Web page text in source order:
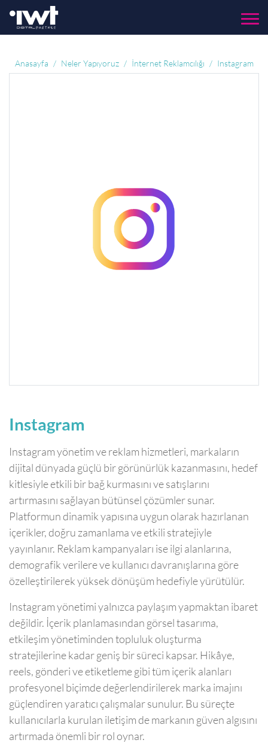
Menü
Anasayfa Neler Yapıyoruz İnternet Reklamcılığı Instagram
Instagram
Instagram yönetim ve reklam hizmetleri, markaların
dijital dünyada güçlü bir görünürlük kazanmasını, hedef
kitlesiyle etkili bir bağ kurmasını ve satışlarını
artırmasını sağlayan bütünsel çözümler sunar.
Platformun dinamik yapısına uygun olarak hazırlanan
içerikler, doğru zamanlama ve etkili stratejiyle
yayınlanır. Reklam kampanyaları ise ilgi alanlarına,
demografik verilere ve kullanıcı davranışlarına göre
özelleştirilerek yüksek dönüşüm hedefiyle yürütülür.
Instagram yönetimi yalnızca paylaşım yapmaktan ibaret
değildir. İçerik planlamasından görsel tasarıma,
etkileşim yönetiminden topluluk oluşturma
stratejilerine kadar geniş bir süreci kapsar. Hikâye,
reels, gönderi ve etiketleme gibi tüm içerik alanları
profesyonel biçimde değerlendirilerek marka imajını
güçlendiren yaratıcı çalışmalar sunulur. Bu süreçte
kullanıcılarla kurulan iletişim de markanın güven algısını
artırmada önemli bir rol oynar.